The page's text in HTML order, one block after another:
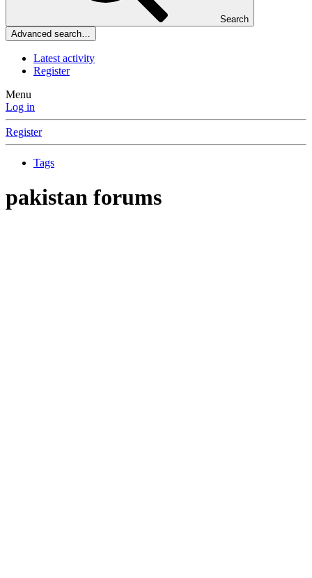
Search
Advanced search…
Latest activity
Register
Menu
Log in
Register
Tags
pakistan forums